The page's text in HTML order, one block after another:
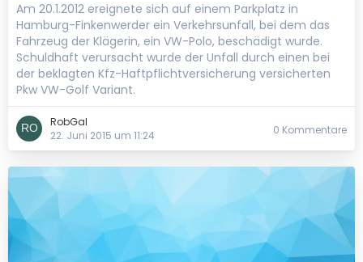
Am 20.1.2012 ereignete sich auf einem Parkplatz in
Hamburg-Finkenwerder ein Verkehrsunfall, bei dem das
Fahrzeug der Klägerin, ein VW-Polo, beschädigt wurde.
Schuldhaft verursacht wurde der Unfall durch einen bei
der beklagten Kfz-Haftpflichtversicherung versicherten
Pkw VW-Golf Variant.
RobGal
22. Juni 2015 um 11:24
0 Kommentare